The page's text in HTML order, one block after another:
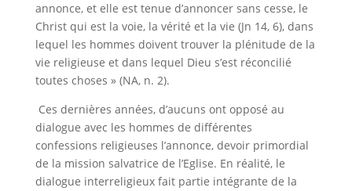
annonce, et elle est tenue d’annoncer sans cesse, le
Christ qui est la voie, la vérité et la vie (Jn 14, 6), dans
lequel les hommes doivent trouver la plénitude de la
vie religieuse et dans lequel Dieu s’est réconcilié
toutes choses » (NA, n. 2).
Ces dernières années, d’aucuns ont opposé au
dialogue avec les hommes de différentes
confessions religieuses l’annonce, devoir primordial
de la mission salvatrice de l’Eglise. En réalité, le
dialogue interreligieux fait partie intégrante de la